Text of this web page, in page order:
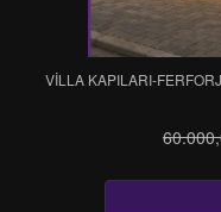
VİLLA KAPILARI-